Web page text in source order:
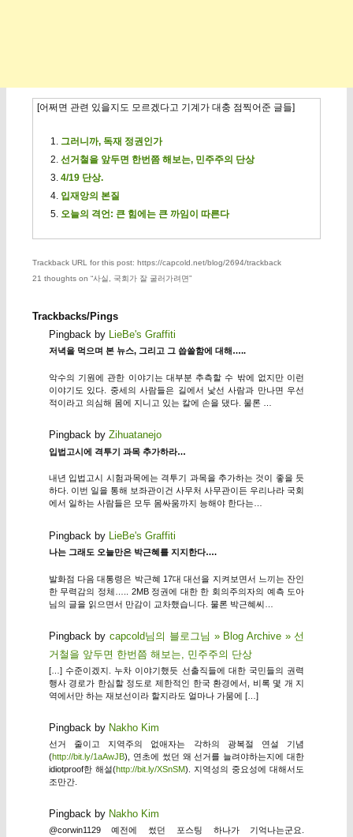
[어쩌면 관련 있을지도 모르겠다고 기계가 대충 점찍어준 글들]
그러니까, 독재 정권인가
선거철을 앞두면 한번쯤 해보는, 민주주의 단상
4/19 단상.
입재앙의 본질
오늘의 격언: 큰 힘에는 큰 까임이 따른다
Trackback URL for this post: https://capcold.net/blog/2694/trackback
21 thoughts on “사실, 국회가 잘 굴러가려면”
Trackbacks/Pings
Pingback by LieBe's Graffiti
저녁을 먹으며 본 뉴스, 그리고 그 씁쓸함에 대해…..
악수의 기원에 관한 이야기는 대부분 추측할 수 밖에 없지만 이런
이야기도 있다. 중세의 사람들은 길에서 낯선 사람과 만나면 우선
적이라고 의심해 몸에 지니고 있는 칼에 손을 댔다. 물론 …
Pingback by Zihuatanejo
입법고시에 격투기 과목 추가하라…
내년 입법고시 시험과목에는 격투기 과목을 추가하는 것이 좋을 듯
하다. 이번 일을 통해 보좌관이건 사무처 사무관이든 우리나라 국회
에서 일하는 사람들은 모두 몸싸움까지 능해야 한다는…
Pingback by LieBe's Graffiti
나는 그래도 오늘만은 박근혜를 지지한다….
발화점 다음 대통령은 박근혜 17대 대선을 지켜보면서 느끼는 잔인
한 무력감의 정체….. 2MB 정권에 대한 한 회의주의자의 예측 도아
님의 글을 읽으면서 만감이 교차했습니다. 물론 박근혜씨…
Pingback bycapcold님의 블로그님 » Blog Archive » 선
거철을 앞두면 한번쯤 해보는, 민주주의 단상
[…] 수준이겠지. 누차 이야기했듯 선출직들에 대한 국민들의 권력
행사 경로가 한심할 정도로 제한적인 한국 환경에서, 비록 몇 개 지
역에서만 하는 재보선이라 할지라도 얼마나 가뭄에 […]
Pingback by Nakho Kim
선거 줄이고 지역주의 없애자는 각하의 광복절 연설 기념
(http://bit.ly/1aAwJB), 연초에 썼던 왜 선거를 늘려야하는지에 대한
idiotproof한 해설(http://bit.ly/XSnSM). 지역성의 중요성에 대해서도
조만간.
Pingback by Nakho Kim
@corwin1129 예전에 썼던 포스팅 하나가 기억나는군요.